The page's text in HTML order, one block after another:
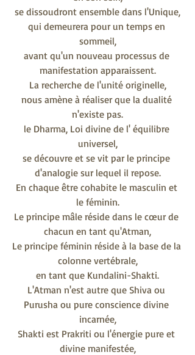
se dissoudront ensemble dans l'Unique,
qui demeurera pour un temps en
sommeil,
avant qu'un nouveau processus de
manifestation apparaissent.
La recherche de l'unité originelle,
nous amène à réaliser que la dualité
n'existe pas.
le Dharma, Loi divine de l' équilibre
universel,
se découvre et se vit par le principe
d'analogie sur lequel il repose.
En chaque être cohabite le masculin et
le féminin.
Le principe mâle réside dans le cœur de
chacun en tant qu'Atman,
Le principe féminin réside à la base de la
colonne vertébrale,
en tant que Kundalini-Shakti.
L'Atman n'est autre que Shiva ou
Purusha ou pure conscience divine
incarnée,
Shakti est Prakriti ou l'énergie pure et
divine manifestée,